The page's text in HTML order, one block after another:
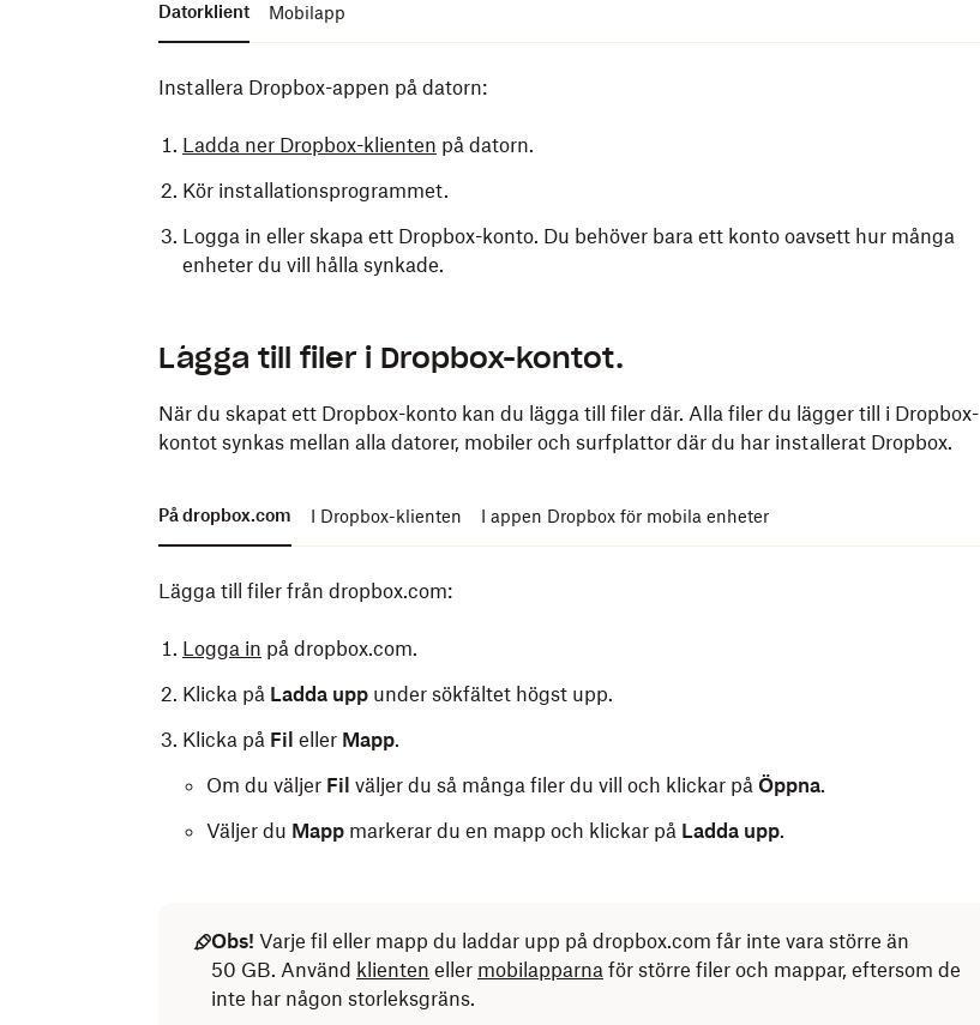
Datorklient Mobilapp
Installera Dropbox-appen på datorn:
Ladda ner Dropbox-klienten på datorn.
Kör installationsprogrammet.
Logga in eller skapa ett Dropbox-konto. Du behöver bara ett konto oavsett hur många
enheter du vill hålla synkade.
På mobilen eller surfplattan laddar du ner
Play Store.
Öppna appen.
enheter du vill hålla synkade.
Lägga till filer i Dropbox-kontot.
När du skapat ett Dropbox-konto kan du lägga till filer där. Alla filer du lägger till i Dropbox-
kontot synkas mellan alla datorer, mobiler och surfplattor där du har installerat Dropbox.
På dropbox.com I Dropbox-klienten I appen Dropbox för mobila enheter
Lägga till filer från dropbox.com:
Logga in på dropbox.com.
Klicka på Ladda upp under sökfältet högst upp.
Klicka på Fil eller Mapp.
Om du väljer Fil väljer du så många filer du vill och klickar på Öppna.
Väljer du Mapp markerar du en mapp och klickar på Ladda upp.
Obs! Varje fil eller mapp du laddar upp på dropbox.com får inte vara större än
50 GB. Använd klienten eller mobilapparna för större filer och mappar, eftersom de
inte har någon storleksgräns.